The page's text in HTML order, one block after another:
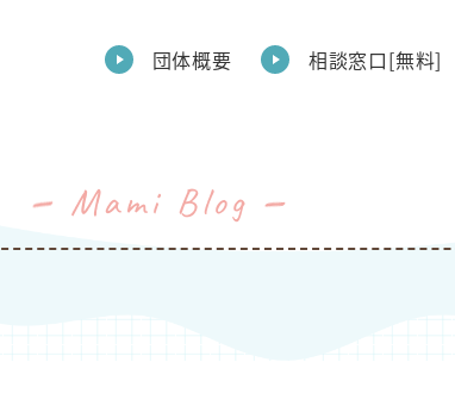
団体概要 相談窓口[無料]
Mami Blog